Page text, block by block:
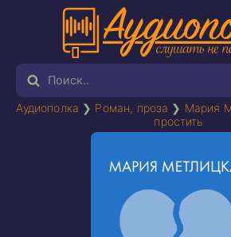
Аудиополка ❯ Роман, проза ❯ Мария
простить